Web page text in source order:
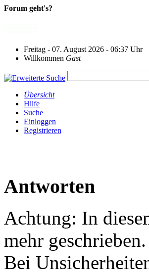
Forum geht's?
Freitag - 07. August 2026 - 06:37 Uhr
Willkommen Gast
Übersicht
Hilfe
Suche
Einloggen
Registrieren
Antworten
Achtung: In
mehr geschrieben.
Bei